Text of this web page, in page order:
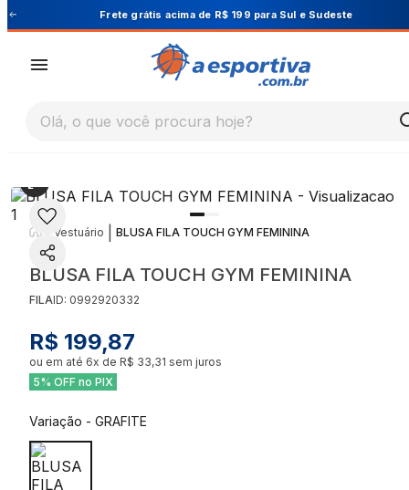
Cupom PRIMEIRA10 para 10% OFF na 1ª compra
Olá, o que você procura hoje?
Vestuário BLUSA FILA TOUCH GYM FEMININA
BLUSA FILA TOUCH GYM FEMININA
FILAID: 0992920332
R$ 199,87
ou em até 6x de R$ 33,31 sem juros
5% OFF no PIX
Variação - GRAFITE